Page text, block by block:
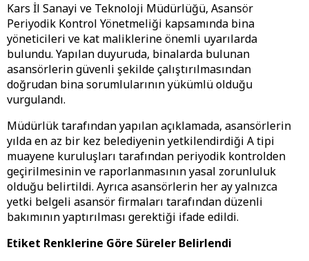
Kars İl Sanayi ve Teknoloji Müdürlüğü, Asansör
Periyodik Kontrol Yönetmeliği kapsamında bina
yöneticileri ve kat maliklerine önemli uyarılarda
bulundu. Yapılan duyuruda, binalarda bulunan
asansörlerin güvenli şekilde çalıştırılmasından
doğrudan bina sorumlularının yükümlü olduğu
vurgulandı.
Müdürlük tarafından yapılan açıklamada, asansörlerin
yılda en az bir kez belediyenin yetkilendirdiği A tipi
muayene kuruluşları tarafından periyodik kontrolden
geçirilmesinin ve raporlanmasının yasal zorunluluk
olduğu belirtildi. Ayrıca asansörlerin her ay yalnızca
yetki belgeli asansör firmaları tarafından düzenli
bakımının yaptırılması gerektiği ifade edildi.
Etiket Renklerine Göre Süreler Belirlendi